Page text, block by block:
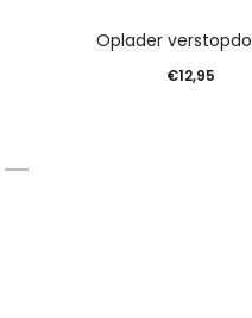
Oplader
€12,95